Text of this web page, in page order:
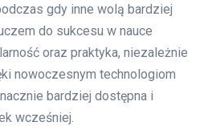
gdy inne wolą bardziej
do sukcesu w nauce
oraz praktyka, niezależnie
nowoczesnym technologiom
bardziej dostępna i
wcześniej.